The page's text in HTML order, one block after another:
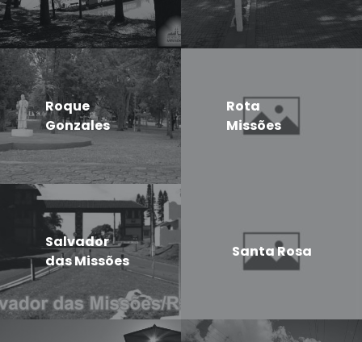
Roque
Gonzales
Rota
Missões
Salvador
das Missões
Santa Rosa